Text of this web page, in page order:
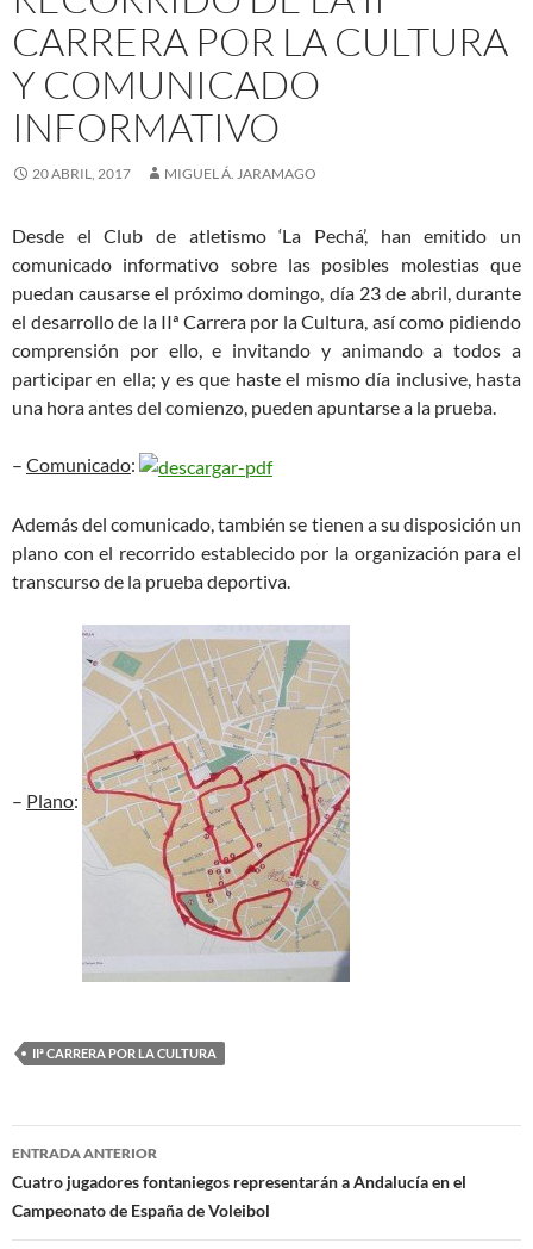
CARRERA POR LA CULTURA
Y COMUNICADO
INFORMATIVO
20 ABRIL, 2017 MIGUEL Á. JARAMAGO
Desde el Club de atletismo ‘La Pechá’, han emitido un
comunicado informativo sobre las posibles molestias que
puedan causarse el próximo domingo, día 23 de abril, durante
el desarrollo de la IIª Carrera por la Cultura, así como pidiendo
comprensión por ello, e invitando y animando a todos a
participar en ella; y es que haste el mismo día inclusive, hasta
una hora antes del comienzo, pueden apuntarse a la prueba.
– Comunicado:
Además del comunicado, también se tienen a su disposición un
plano con el recorrido establecido por la organización para el
transcurso de la prueba deportiva.
– Plano:
IIª CARRERA POR LA CULTURA
Navegación
de
entradas
ENTRADA ANTERIOR
Cuatro jugadores fontaniegos representarán a Andalucía en el
Campeonato de España de Voleibol